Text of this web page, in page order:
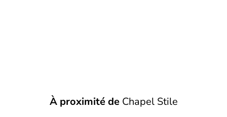
À proximité deChapel Stile